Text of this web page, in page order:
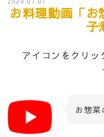
お料理動画「
子
アイコンをクリッ
お惣